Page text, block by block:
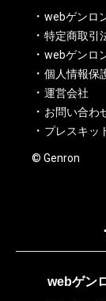
webゲンロ
特定商取引
webゲンロ
個人情報保
運営会社
お問い合わ
プレスキッ
© Genron
webゲン